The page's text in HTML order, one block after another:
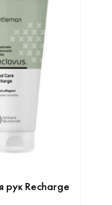
рук Recharge